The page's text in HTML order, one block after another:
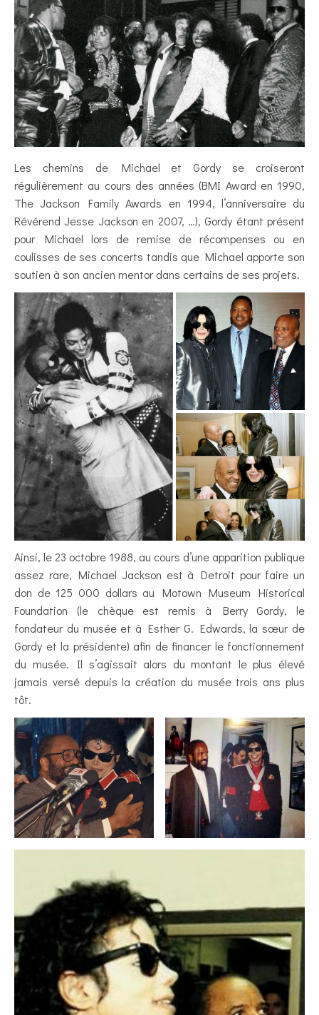
Les chemins de Michael et Gordy se croiseront
régulièrement au cours des années (BMI Award en 1990,
The Jackson Family Awards en 1994, l’anniversaire du
Révérend Jesse Jackson en 2007, …), Gordy étant présent
pour Michael lors de remise de récompenses ou en
coulisses de ses concerts tandis que Michael apporte son
soutien à son ancien mentor dans certains de ses projets.
Ainsi, le 23 octobre 1988, au cours d’une apparition publique
assez rare, Michael Jackson est à Detroit pour faire un
don de 125 000 dollars au Motown Museum Historical
Foundation (le chèque est remis à Berry Gordy, le
fondateur du musée et à Esther G. Edwards, la sœur de
Gordy et la présidente) afin de financer le fonctionnement
du musée. Il s’agissait alors du montant le plus élevé
jamais versé depuis la création du musée trois ans plus
tôt.